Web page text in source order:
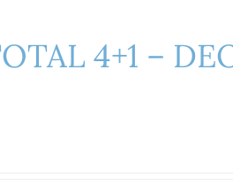
4+1 –